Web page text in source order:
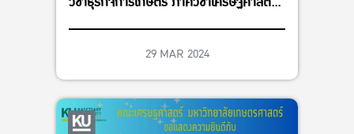
เกษตรและทรัพยากร คณะเศรษฐศาสตร์
29 MAR 2024